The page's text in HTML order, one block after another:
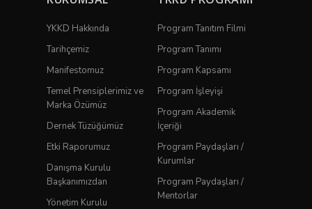
YKKD Hakkında
Tarihçemiz
Manifestomuz
Temel Prensiplerimiz ve
Marka Özümüz
Dernek Tüzüğümüz
Etki Raporumuz
Danışma Kurulu
Başkanımızdan
Yönetim Kurulu
Program Tanıtım Filmi
Program Tanımı
Program Kapsamı
Program İşleyişi
Program Akademik
İçeriği
Program Paydaşları /
Kurumlar
Program Paydaşları /
Mentorlar